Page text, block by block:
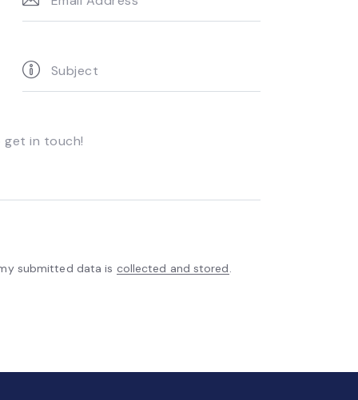
submitted data is collected and stored.